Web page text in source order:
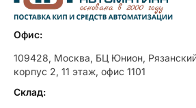
Офис:
109428, Москва, БЦ Юнион,
корпус 2, 11 этаж, офис 1101
Склад: